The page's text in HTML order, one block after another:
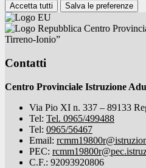
Accetta tutti Salva le preferenze
Centro
Tirreno-Ionio”
Contatti
Centro Provinciale Istruzione
Via Pio XI n. 337 – 89133
Tel: Tel. 0965/499488
Tel: 0965/56467
Email:
PEC:
C.F.: 92093920806